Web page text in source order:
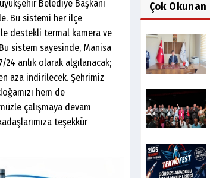
Belediye Başkanı
Bu sistemi her ilçe
destekli termal kamera ve
sistem sayesinde, Manisa
anlık olarak algılanacak;
aza indirilecek. Şehrimiz
hem de
çalışmaya devam
teşekkür
Çok Okunan